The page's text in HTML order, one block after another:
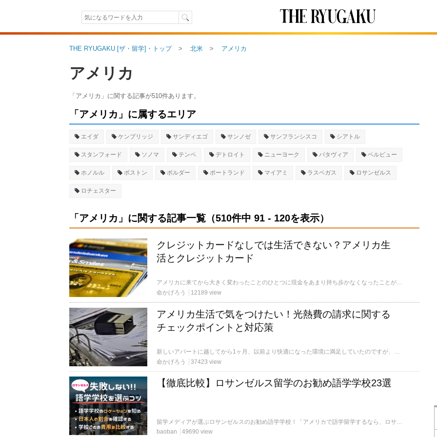
THE RYUGAKU [ザ・留学]・トップ 北米 アメリカ
アメリカ
「アメリカ」に関する記事が510件あります。
「アメリカ」に属するエリア
エイダ ケンブリッジ サンディエゴ サンノゼ サンフランシスコ シアトル
スタンフォード ソノマ テンペ デトロイト ニューヨーク バタヴィア ベルビュー
ホノルル ボストン ボルダー ポートランド マイアミ ラスベガス ロサンゼルス
ロチェスター
「アメリカ」に関する記事一覧（510件中 91 - 120を表示）
クレジットカードなしでは生活できない？アメリカ生
活とクレジットカード
アメリカに来てから大きく変わったことのひとつに現金をあまり持ち歩かなくなったことが挙げられます。支払いは9割方クレジットカード。もはや現金で支払うことがほとんどありません。今回はアメリカ生活におけるクレジットカードについて、重点的に書いていきます。
命かげろう
12189 view
アメリカ生活で気をつけたい！光熱費の請求に関する
チェックポイントと対応策
新しいアパートに越してから1ヶ月、以前より快適になった環境に満足していたのですが、送られてくる請求書に首を傾げる事態が発生しております。私はアメリカに長い間住んでいるので、些細なことでは驚きませんが、アメリカ生活初心者の方にはかなり厳しいトラブルシュートになることと推測します。今回は対応策も含め、この顛末について書いていきましょう。
命かげろう
37423 view
【徹底比較】ロサンゼルス留学のお勧め語学学校23選
留学メディアが選ぶロサンゼルスのお勧め語学学校！「アメリカで語学留学するなら、ロサンゼルスの語学学校で勉強したい。でもどの語学学校が良いの？」そんな人にお勧めの語学学校をご紹介します。ロサンゼルスには大学や専門学校を含め、たくさんの教育機関がある都市です。評価の高い口コミが集まる学校ランキングでも上位の語学学校や、格安な費用で留学できる学校、社会人も気軽に留学できる学校など選択肢も幅広いのが魅力。人気のエリアであるダウンタウン、トーランス、オレンジカウンティー（OC）、コリアタウンの学校にも注目です。
baoban
49690 view